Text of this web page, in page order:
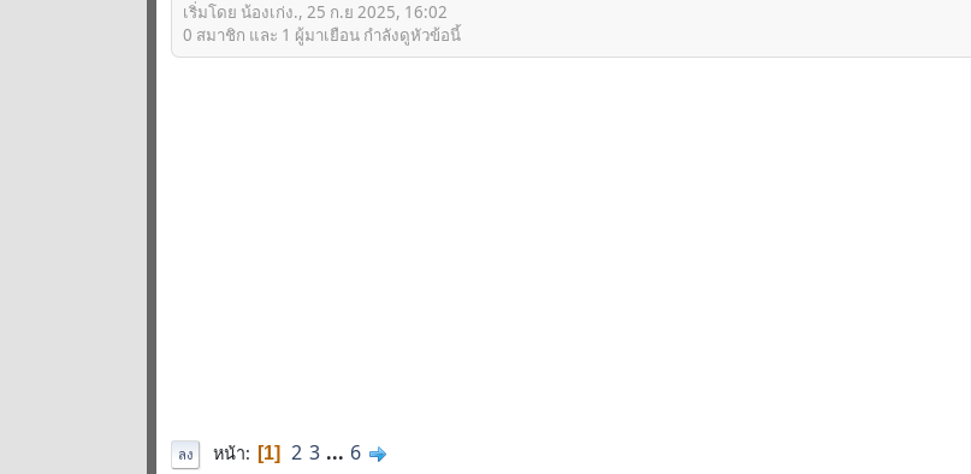
เริ่มโดย น้องเก่ง., 25 ก.ย 2025, 16:02
0 สมาชิก และ 1 ผู้มาเยือน กำลังดูหัวข้อนี้
ลง หน้า 1 2 3 ... 6